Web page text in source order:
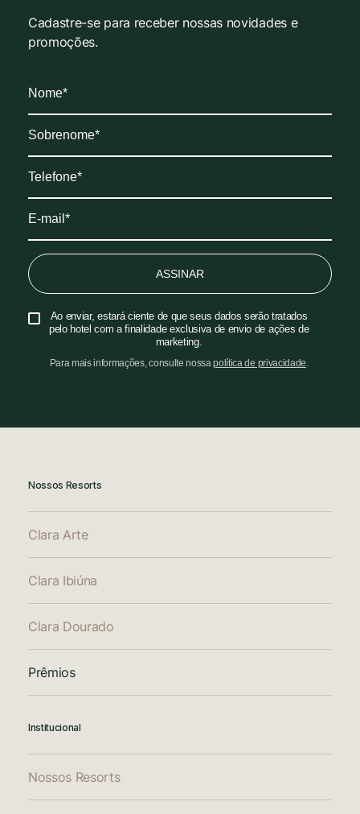
Cadastre-se para receber nossas novidades e
promoções.
ASSINAR
Ao enviar, estará ciente de que seus dados serão tratados
pelo hotel com a finalidade exclusiva de envio de ações de
marketing.
Para mais informações, consulte nossapolítica de privacidade.
Nossos Resorts
Clara Arte
Clara Ibiúna
Clara Dourado
Prêmios
Institucional
Nossos Resorts